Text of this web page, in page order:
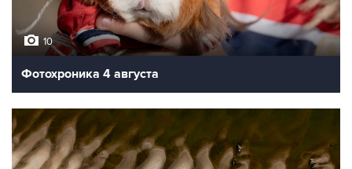
10
Фотохроника 4 августа